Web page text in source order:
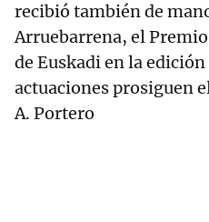
recibió también de
Arruebarrena, el
de Euskadi en la
actuaciones prosiguen
A. Portero